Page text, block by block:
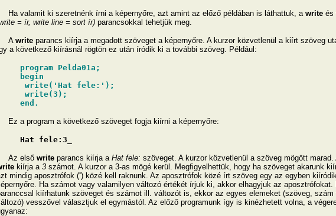
Ha valamit ki szeretnénk írni a képernyőre, azt amint az előző példában is láthattuk, a writeés
= ír, write line = sort ír)parancsokkal tehetjük meg.
A writeparancs kiírja a megadott szöveget a képernyőre. A kurzor közvetlenül a kiírt szöveg
a következő kiírásnál rögtön ez után íródik ki a további szöveg. Például:
program Pelda01a;
begin
write('Hat fele:');
write(3);
end.
Ez a program a következő szöveget fogja kiírni a képernyőre:
Hat fele:3_
Az első writeparancs kiírja a Hat fele: szöveget. A kurzor közvetlenül a szöveg mögött marad.
kiírja a 3számot. A kurzor a 3-as mögé kerül. Megfigyelhettük, hogy ha szöveget akarunk
mindig aposztrófok (') közé kell raknunk. Az aposztrófok közé írt szöveg egy az egyben
Ha számot vagy valamilyen változó értékét írjuk ki, akkor elhagyjuk az aposztrófokat.
kiírhatunk szöveget és számot ill. változót is, ekkor az egyes elemeket (szöveg, szám
vesszővel választjuk el egymástól. Az előző programunk így is kinézhetett volna, a